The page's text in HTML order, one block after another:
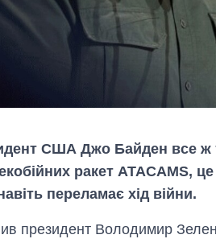
США Джо Байден все ж
ракет ATACAMS,
переламає хід війни.
президент Володимир